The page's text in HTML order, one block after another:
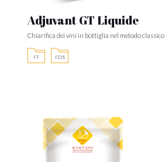
Adjuvant GT Liquide
Chiarifica dei vini in bottiglia nel metodo classico
FT FDS